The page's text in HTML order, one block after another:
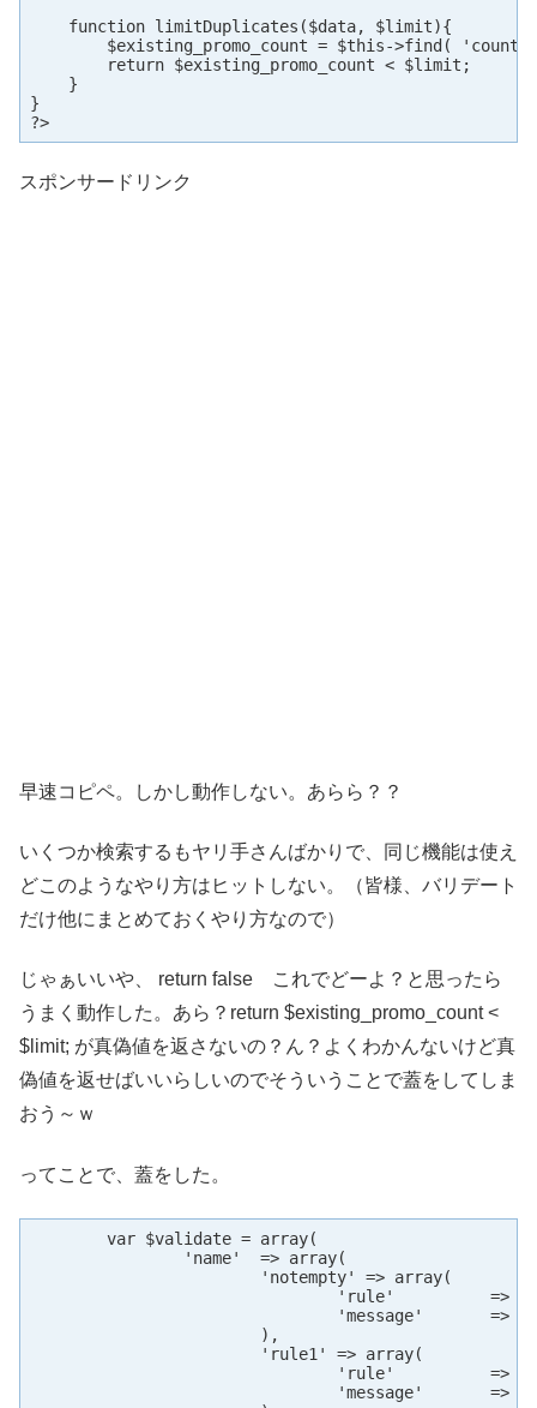
function limitDuplicates($data, $limit){
$existing_promo_count = $this->find( 'count',
return $existing_promo_count < $limit;
}
}
?>
スポンサードリンク
早速コピペ。しかし動作しない。あらら？？
いくつか検索するもヤリ手さんばかりで、同じ機能は使え
どこのようなやり方はヒットしない。（皆様、バリデート
だけ他にまとめておくやり方なので）
じゃぁいいや、 return false これでどーよ？と思ったら
うまく動作した。あら？return $existing_promo_count <
$limit; が真偽値を返さないの？ん？よくわかんないけど真
偽値を返せばいいらしいのでそういうことで蓋をしてしま
おう～ｗ
ってことで、蓋をした。